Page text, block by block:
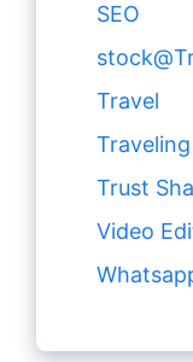
SEO
Travel
Traveling
Trust
Video